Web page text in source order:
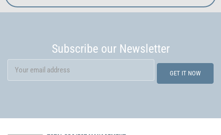
Subscribe our Newsletter